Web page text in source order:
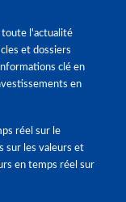
toute l'actualité
et dossiers
clé en
en
réel sur le
sur les valeurs et
en temps réel sur